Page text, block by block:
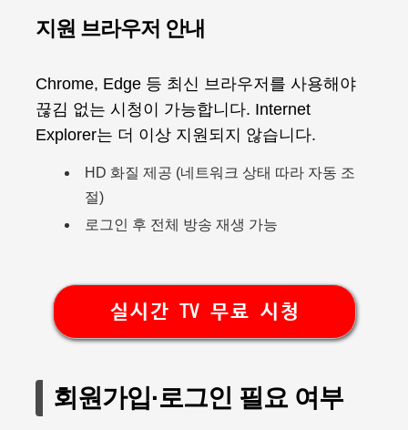
지원 브라우저 안내
Chrome, Edge 등 최신 브라우저를 사용해야
끊김 없는 시청이 가능합니다. Internet
Explorer는 더 이상 지원되지 않습니다.
HD 화질 제공 (네트워크 상태 따라 자동 조
절)
로그인 후 전체 방송 재생 가능
실시간 TV 무료 시청
회원가입·로그인 필요 여부